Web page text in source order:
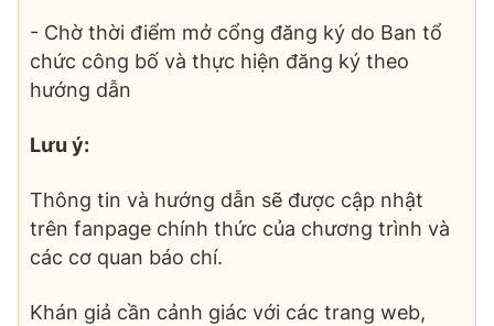
- Chờ thời điểm mở cổng đăng ký do Ban tổ
chức công bố và thực hiện đăng ký theo
hướng dẫn
Lưu ý:
Thông tin và hướng dẫn sẽ được cập nhật
trên fanpage chính thức của chương trình và
các cơ quan báo chí.
Khán giả cần cảnh giác với các trang web,